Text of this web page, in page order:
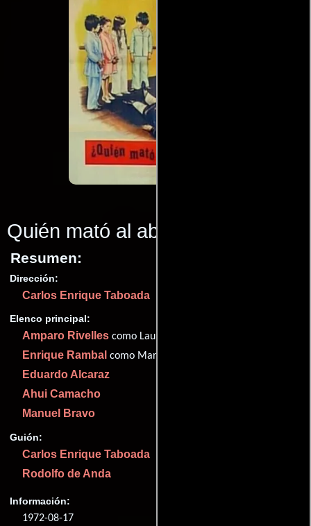
Quién mató al abuelo?
Resumen:
Dirección:
Carlos Enrique Taboada
Elenco principal:
Amparo Rivelles como Laura
Enrique Rambal como Mario
Eduardo Alcaraz
Ahui Camacho
Manuel Bravo
Guión:
Carlos Enrique Taboada
Rodolfo de Anda
Información:
1972-08-17